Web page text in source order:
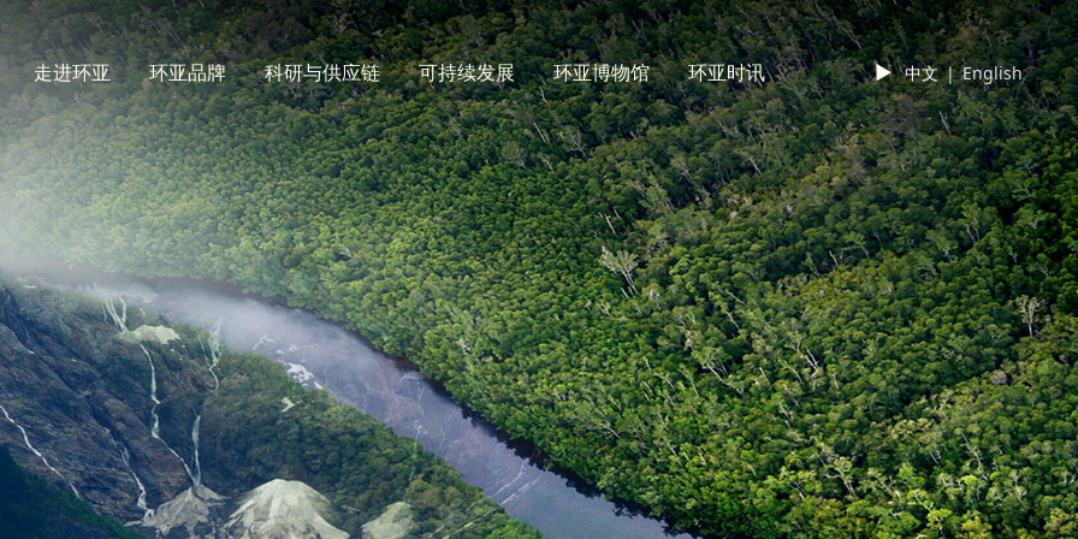
中文 | English
走进环亚 环亚品牌 科研与供应链 可持续发展 环亚博物馆 环亚时讯 ►